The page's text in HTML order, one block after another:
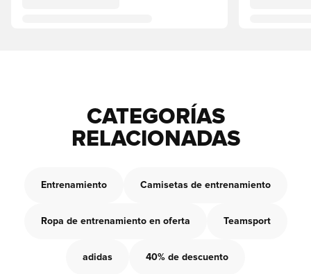
CATEGORÍAS
RELACIONADAS
Entrenamiento Camisetas de entrenamiento
Ropa de entrenamiento en oferta Teamsport
adidas 40% de descuento